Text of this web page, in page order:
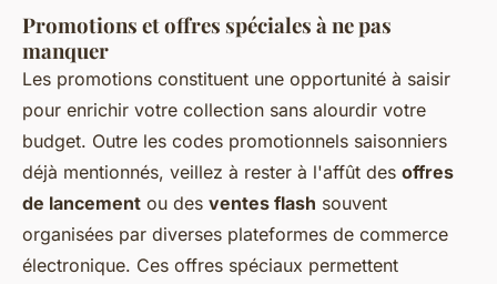
Promotions et offres spéciales à ne pas
manquer
Les promotions constituent une opportunité à saisir
pour enrichir votre collection sans alourdir votre
budget. Outre les codes promotionnels saisonniers
déjà mentionnés, veillez à rester à l'affût des offres
de lancement ou des ventes flash souvent
organisées par diverses plateformes de commerce
électronique. Ces offres spéciaux permettent